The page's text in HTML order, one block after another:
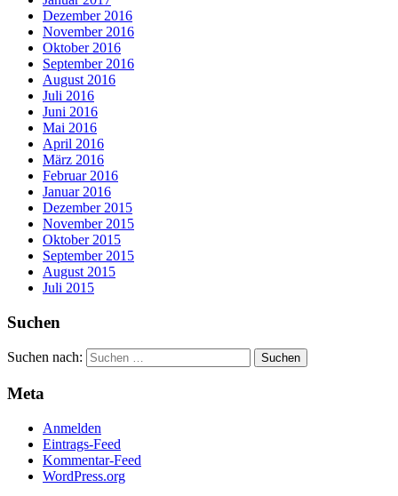
Dezember 2016
November 2016
Oktober 2016
September 2016
August 2016
Juli 2016
Juni 2016
Mai 2016
April 2016
März 2016
Februar 2016
Januar 2016
Dezember 2015
November 2015
Oktober 2015
September 2015
August 2015
Juli 2015
Suchen
Suchen nach:
Meta
Anmelden
Eintrags-Feed
Kommentar-Feed
WordPress.org